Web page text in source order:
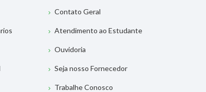
Contato Geral
Atendimento ao Estudante
Ouvidoria
Seja nosso Fornecedor
Trabalhe Conosco